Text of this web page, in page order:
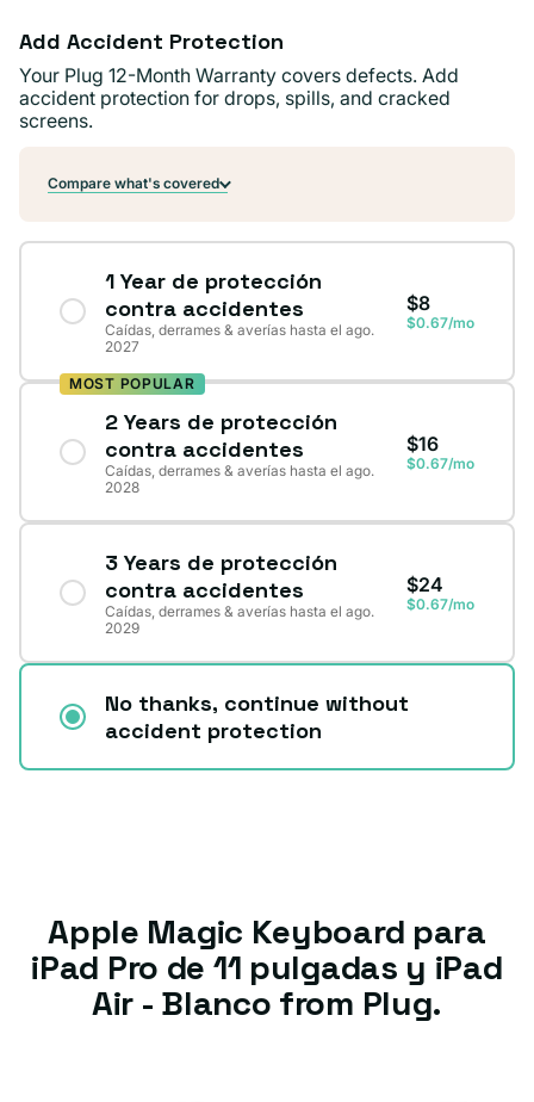
Add Accident Protection
Your Plug 12-Month Warranty covers defects. Add
accident protection for drops, spills, and cracked
screens.
Compare what's covered
1 Year de protección
contra accidentes
Caídas, derrames & averías hasta el ago.
2027
$8
$0.67/mo
MOST POPULAR
2 Years de protección
contra accidentes
Caídas, derrames & averías hasta el ago.
2028
$16
$0.67/mo
3 Years de protección
contra accidentes
Caídas, derrames & averías hasta el ago.
2029
$24
$0.67/mo
No thanks, continue without
accident protection
Apple Magic Keyboard para
iPad Pro de 11 pulgadas y iPad
Air - Blanco from Plug.